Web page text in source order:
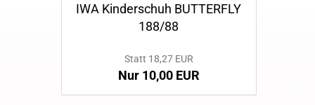
IWA Kinderschuh BUTTERFLY
188/88
Statt 18,27 EUR
Nur 10,00 EUR